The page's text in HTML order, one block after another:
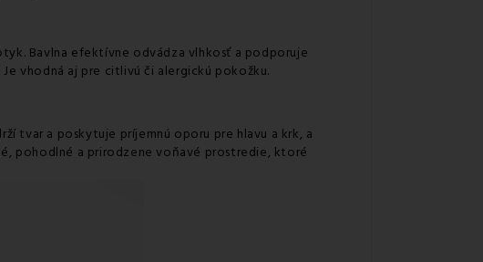
Bavlna efektívne odvádza vlhkosť a podporuje
vhodná aj pre citlivú či alergickú pokožku.
tvar a poskytuje príjemnú oporu pre hlavu a krk, a
pohodlné a prirodzene voňavé prostredie, ktoré